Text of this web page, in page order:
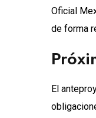
Oficial
de forma
El